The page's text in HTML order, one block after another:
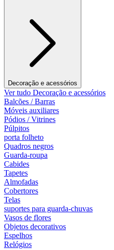
Decoração e acessórios
Ver tudo Decoração e acessórios
Balcões / Barras
Móveis auxiliares
Pódios / Vitrines
Púlpitos
porta folheto
Quadros negros
Guarda-roupa
Cabides
Tapetes
Almofadas
Cobertores
Telas
suportes para guarda-chuvas
Vasos de flores
Objetos decorativos
Espelhos
Relógios